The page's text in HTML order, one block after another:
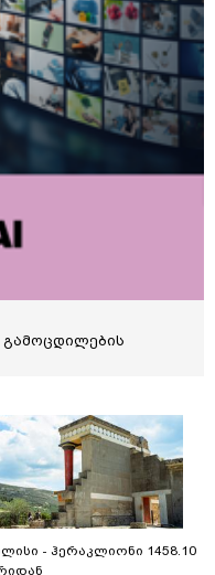
გამოცდილების
- ჰერაკლიონი 1458.10